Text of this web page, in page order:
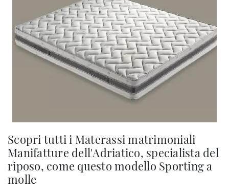
Scopri tutti i Materassi matrimoniali
Manifatture dell'Adriatico, specialista del
riposo, come questo modello Sporting a
molle